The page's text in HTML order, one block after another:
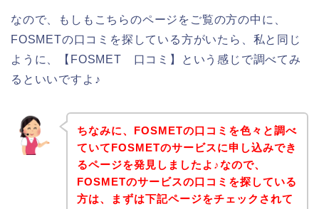
なので、もしもこちらのページをご覧の方の中に、
FOSMETの口コミを探している方がいたら、私と同じ
ように、【FOSMET 口コミ】という感じで調べてみ
るといいですよ♪
ちなみに、FOSMETの口コミを色々と調べ
ていてFOSMETのサービスに申し込みでき
るページを発見しましたよ♪なので、
FOSMETのサービスの口コミを探している
方は、まずは下記ページをチェックされて